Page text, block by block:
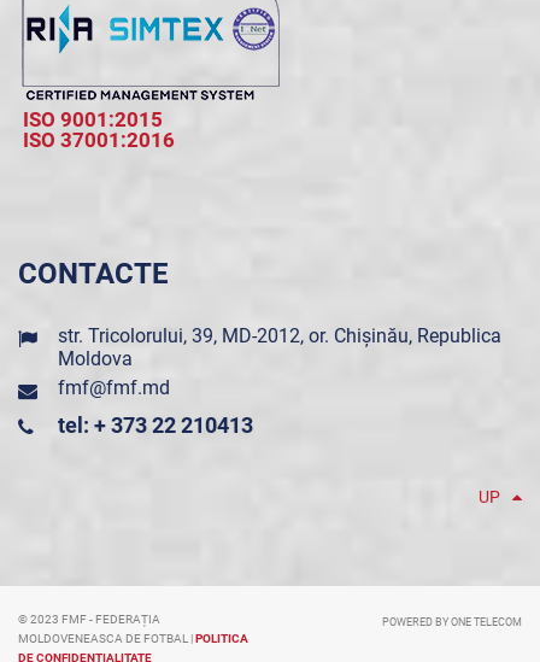
ISO 9001:2015
ISO 37001:2016
CONTACTE
str. Tricolorului, 39, MD-2012, or. Chișinău, Republica
Moldova
fmf@fmf.md
tel: + 373 22 210413
UP
© 2023 FMF - FEDERAȚIA
MOLDOVENEASCA DE FOTBAL |POLITICA
DE CONFIDENȚIALITATE
POWERED BY ONE TELECOM